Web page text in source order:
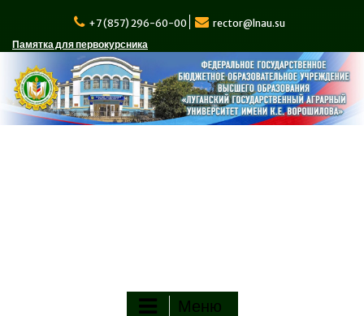
содержимому
+7 (857) 296-60-00
rector@lnau.su
Памятка для первокурсника
Меню